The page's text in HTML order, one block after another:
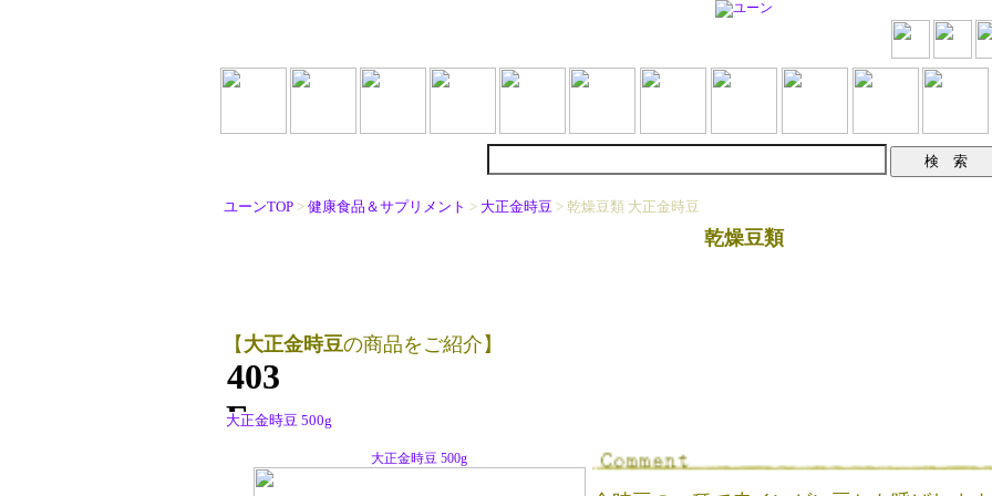
ユーンTOP > 健康食品＆サプリメント > 大正金時豆 > 乾燥豆類 大正金時豆
乾燥豆類
【 大正金時豆の商品をご紹介】
大正金時豆 500g
大正金時豆 500g